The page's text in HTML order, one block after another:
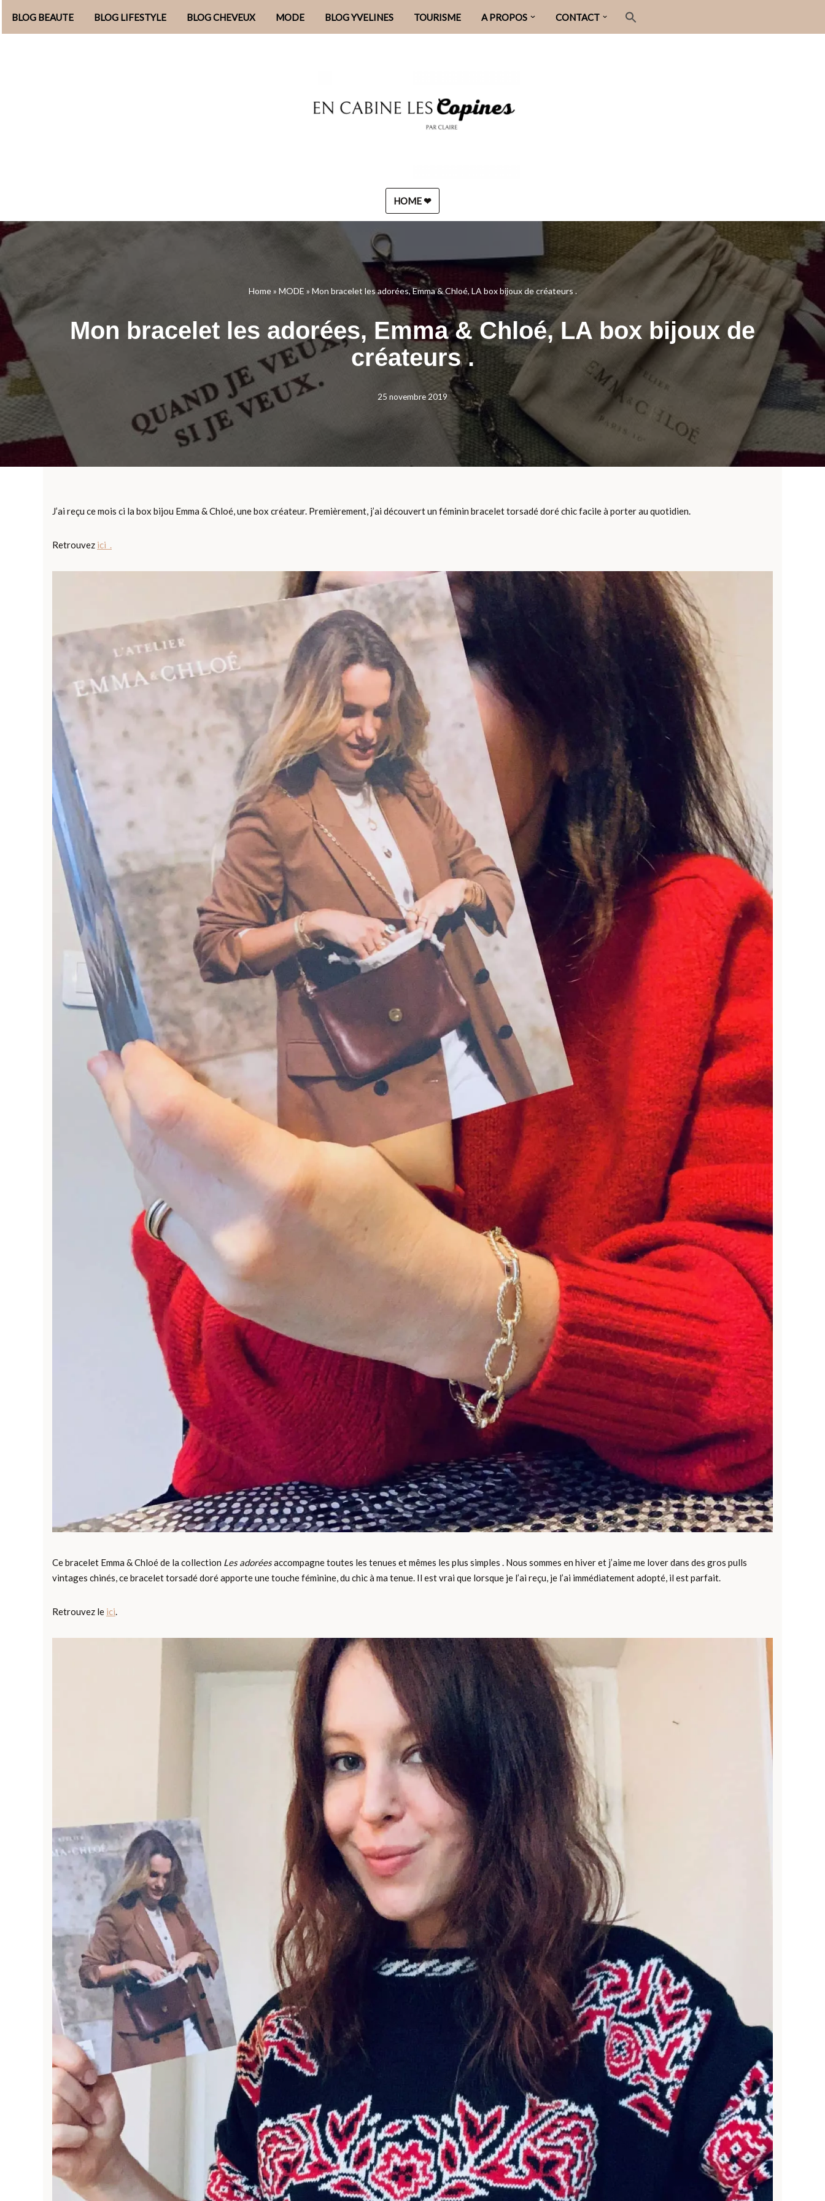
Aller
BLOG BEAUTE BLOG LIFESTYLE BLOG CHEVEUX MODE BLOG YVELINES TOURISME A PROPOS CONTACT
HOME ❤︎
Home» MODE » Mon bracelet les adorées, Emma & Chloé, LA box bijoux de créateurs .
Mon bracelet les adorées, Emma & Chloé, LA box bijoux de
créateurs .
25 novembre 2019
J’ai reçu ce mois ci la box bijou Emma & Chloé, une box créateur. Premièrement, j’ai découvert un féminin bracelet torsadé doré chic facile à porter au quotidien.
Retrouvez ici .
Ce bracelet Emma & Chloé de la collection Les adoréesaccompagne toutes les tenues et mêmes les plus simples . Nous sommes en hiver et j’aime me lover dans des gros pulls
vintages chinés, ce bracelet torsadé doré apporte une touche féminine, du chic à ma tenue. Il est vrai que lorsque je l’ai reçu, je l’ai immédiatement adopté, il est parfait.
Retrouvez le ici.